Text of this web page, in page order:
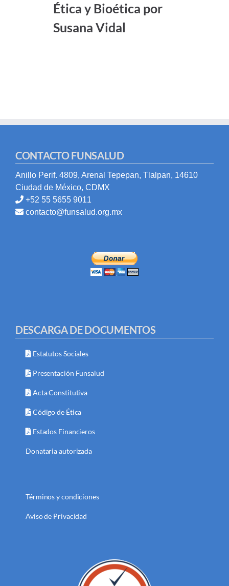
Ética y Bioética por
Susana Vidal
CONTACTO FUNSALUD
Anillo Perif. 4809, Arenal Tepepan, Tlalpan, 14610
Ciudad de México, CDMX
+52 55 5655 9011
contacto@funsalud.org.mx
DESCARGA DE DOCUMENTOS
Estatutos Sociales
Presentación Funsalud
Acta Constitutiva
Código de Ética
Estados Financieros
Donataria autorizada
Términos y condiciones
Aviso de Privacidad